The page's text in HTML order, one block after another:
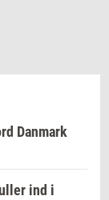
Danmark
ind i